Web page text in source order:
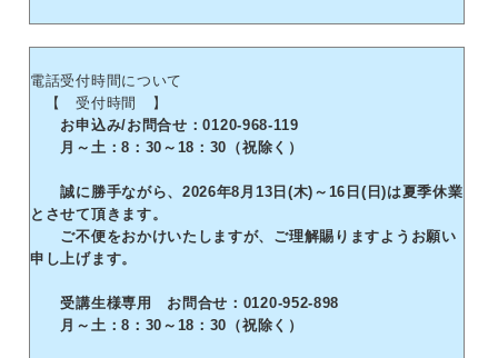
電話受付時間について
【 受付時間 】
お申込み/お問合せ：0120-968-119
月～土：8：30～18：30（祝除く）
誠に勝手ながら、2026年8月13日(木)～16日(日)は夏季休業
とさせて頂きます。
ご不便をおかけいたしますが、ご理解賜りますようお願い
申し上げます。
受講生様専用 お問合せ：0120-952-898
月～土：8：30～18：30（祝除く）